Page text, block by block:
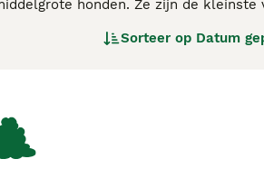
honden. Ze zijn de kleinste
Sorteer op Datum